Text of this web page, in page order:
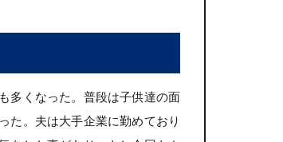
多くなった。普段は子供達の面
た。夫は大手企業に勤めており